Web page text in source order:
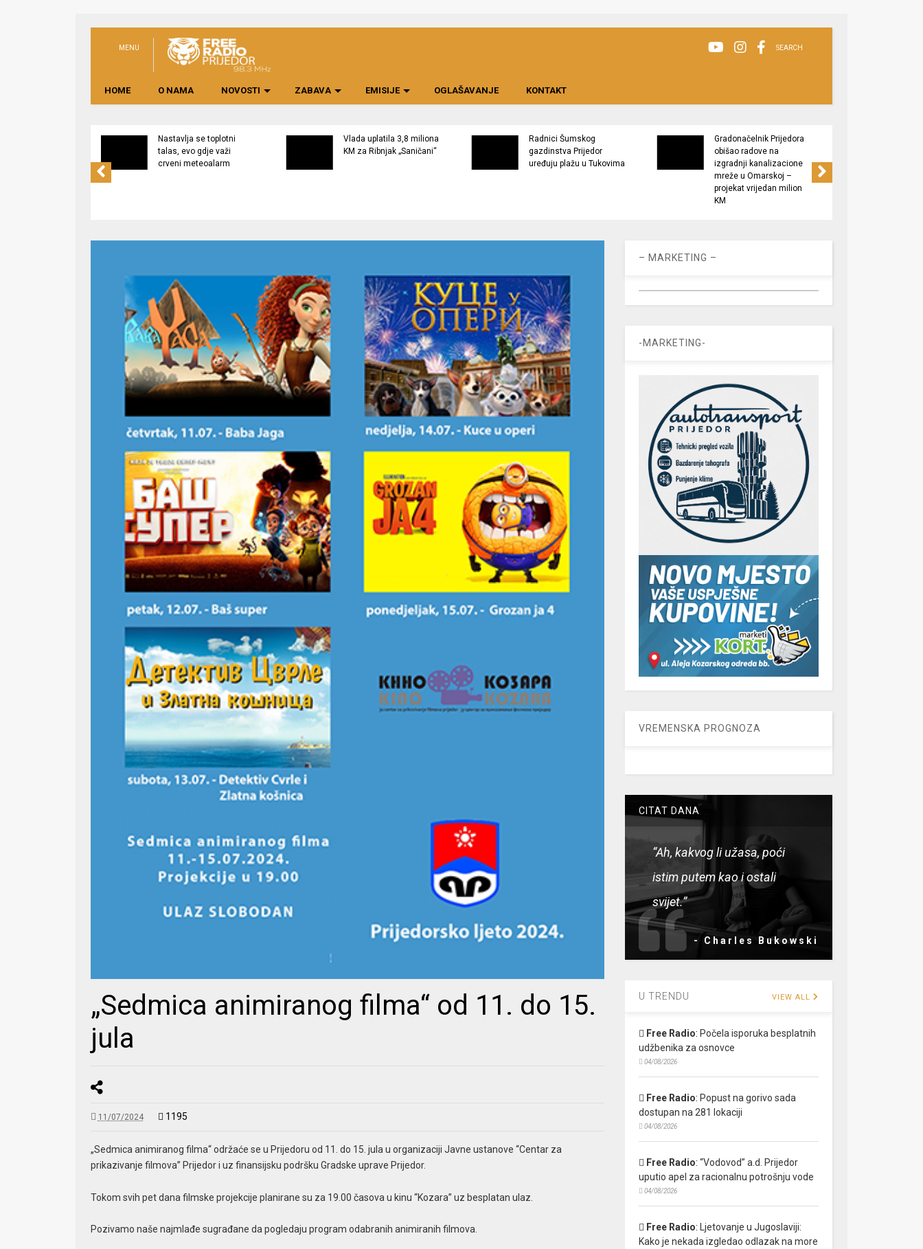
MENU SEARCH
HOME O NAMA NOVOSTI ZABAVA EMISIJE OGLAŠAVANJE KONTAKT
Nastavlja se toplotni
talas, evo gdje važi
crveni meteoalarm
Vlada uplatila 3,8 miliona
KM za Ribnjak „Saničani“
Radnici Šumskog
gazdinstva Prijedor
uređuju plažu u Tukovima
Gradonačelnik Prijedora
obišao radove na
izgradnji kanalizacione
mreže u Omarskoj –
projekat vrijedan milion
KM
„Sedmica animiranog filma“ od 11. do 15.
jula
11/07/2024 1195
„Sedmica animiranog filma“ održaće se u Prijedoru od 11. do 15. jula u organizaciji Javne ustanove “Centar za
prikazivanje filmova” Prijedor i uz finansijsku podršku Gradske uprave Prijedor.
Tokom svih pet dana filmske projekcije planirane su za 19.00 časova u kinu “Kozara” uz besplatan ulaz.
Pozivamo naše najmlađe sugrađane da pogledaju program odabranih animiranih filmova.
– MARKETING –
-MARKETING-
VREMENSKA PROGNOZA
CITAT DANA
“Ah, kakvog li užasa, poći
istim putem kao i ostali
svijet.”
- Charles Bukowski
U TRENDU VIEW ALL
Free Radio: Počela isporuka besplatnih
udžbenika za osnovce
04/08/2026
Free Radio: Popust na gorivo sada
dostupan na 281 lokaciji
04/08/2026
Free Radio: “Vodovod” a.d. Prijedor
uputio apel za racionalnu potrošnju vode
04/08/2026
Free Radio: Ljetovanje u Jugoslaviji:
Kako je nekada izgledao odlazak na more